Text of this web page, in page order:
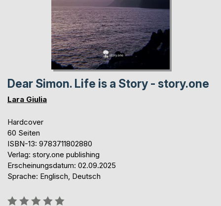
Dear Simon. Life is a Story - story.one
Lara Giulia
Hardcover
60 Seiten
ISBN-13: 9783711802880
Verlag: story.one publishing
Erscheinungsdatum: 02.09.2025
Sprache: Englisch, Deutsch
Bewertung::